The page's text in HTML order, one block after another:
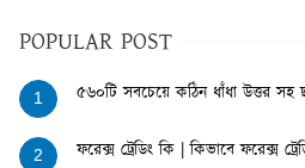
POPULAR POST
1 ৫৬০টি সবচেয়ে কঠিন ধাঁধা উত্তর সহ
2 ফরেক্স ট্রেডিং কি | কিভাবে ফরেক্স